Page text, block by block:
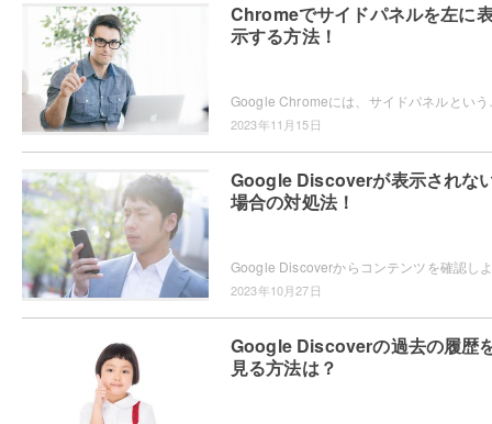
Chromeでサイドパネルを左に
示する方法！
2023年11月15日
Google Discoverが表示されな
場合の対処法！
2023年10月27日
Google Discoverの過去の履歴
見る方法は？